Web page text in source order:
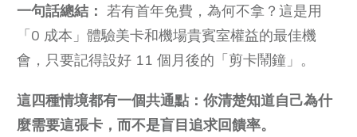
一句話總結： 若有首年免費，為何不拿？這是用
「0 成本」體驗美卡和機場貴賓室權益的最佳機
會，只要記得設好 11 個月後的「剪卡鬧鐘」。
這四種情境都有一個共通點：你清楚知道自己為什
麼需要這張卡，而不是盲目追求回饋率。